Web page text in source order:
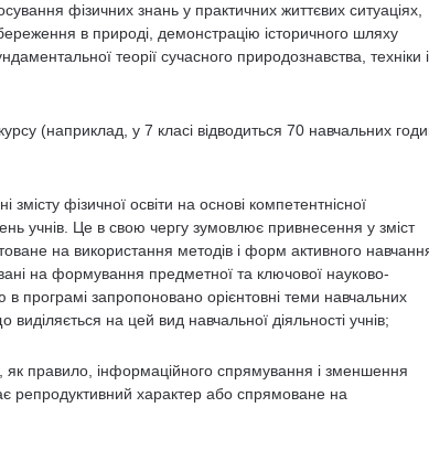
фізичних знань у практичних життєвих ситуаціях,
в природі, демонстрацію історичного шляху
теорії сучасного природознавства, техніки і
(наприклад, у 7 класі відводиться 70 навчальних
фізичної освіти на основі компетентнісної
учнів. Це в свою чергу зумовлює привнесення у зміст
на використання методів і форм активного
на формування предметної та ключової науково-
програмі запропоновано орієнтовні теми навчальних
виділяється на цей вид навчальної діяльності учнів;
як правило, інформаційного спрямування і зменшення
репродуктивний характер або спрямоване на